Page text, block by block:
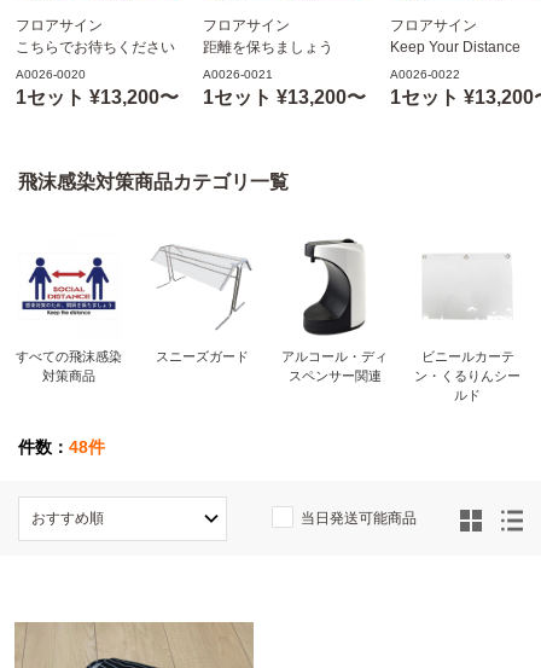
フロアサイン
こちらでお待ちください
B4サイズ 1セット8枚 表
面フロアサイン用ラミネ
ート加工(裏面のりつき)
A0026-0020
1セット ¥13,200〜
フロアサイン
距離を保ちましょう
B4サイズ 1セット8枚 表
面フロアサイン用ラミネ
ート加工(裏面のりつき)
A0026-0021
1セット ¥13,200〜
フロアサイン
Keep Your Distance
B4サイズ 1セット8枚
面フロアサイン用ラミ
ート加工(裏面のりつ
A0026-0022
1セット ¥13,200
飛沫感染対策商品カテゴリ一覧
すべての飛沫感染
対策商品
スニーズガード
アルコール・ディ
スペンサー関連
ビニールカーテ
ン・くるりんシー
ルド
件数： 48件
当日発送可能商品